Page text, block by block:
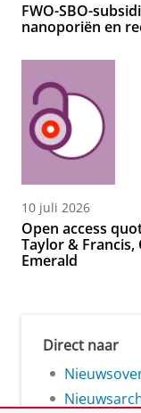
FWO-SBO-
nanoporiën en
10 juli 2026
Open access
Taylor & Francis,
Emerald
Direct naar